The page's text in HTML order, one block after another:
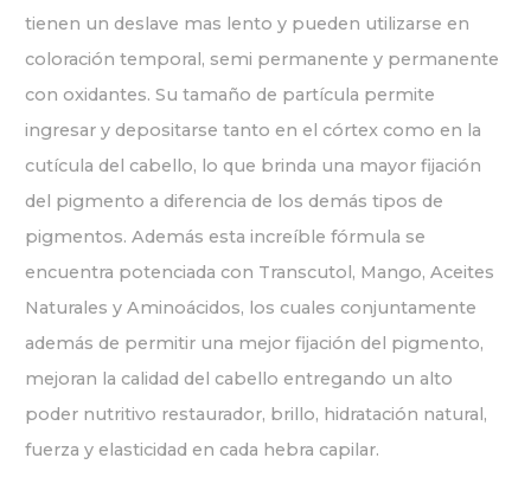
tienen un deslave mas lento y pueden utilizarse en
coloración temporal, semi permanente y permanente
con oxidantes. Su tamaño de partícula permite
ingresar y depositarse tanto en el córtex como en la
cutícula del cabello, lo que brinda una mayor fijación
del pigmento a diferencia de los demás tipos de
pigmentos. Además esta increíble fórmula se
encuentra potenciada con Transcutol, Mango, Aceites
Naturales y Aminoácidos, los cuales conjuntamente
además de permitir una mejor fijación del pigmento,
mejoran la calidad del cabello entregando un alto
poder nutritivo restaurador, brillo, hidratación natural,
fuerza y elasticidad en cada hebra capilar.